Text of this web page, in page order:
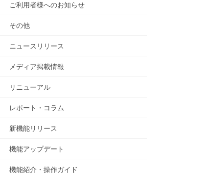
ご利用者様へのお知らせ
その他
ニュースリリース
メディア掲載情報
リニューアル
レポート・コラム
新機能リリース
機能アップデート
機能紹介・操作ガイド